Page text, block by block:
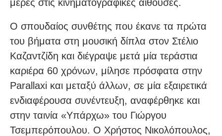
μέρες στις κινηματογραφικές αίθουσες.
Ο σπουδαίος συνθέτης που έκανε τα πρώτα
του βήματα στη μουσική δίπλα στον Στέλιο
Καζαντζίδη και διέγραψε μετά μία τεράστια
καριέρα 60 χρόνων, μίλησε πρόσφατα στην
Parallaxi και μεταξύ άλλων, σε μία εξαιρετικά
ενδιαφέρουσα συνέντευξη, αναφέρθηκε και
στην ταινία «Υπάρχω» του Γιώργου
Τσεμπερόπουλου. Ο Χρήστος Νικολόπουλος,